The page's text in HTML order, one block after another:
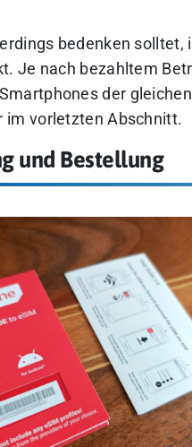
bedenken
Je nach bezahltem
der
im vorletzten Abschnitt.
und Bestellung